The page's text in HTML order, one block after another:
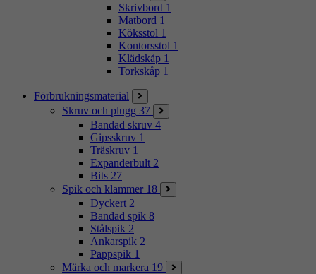
Skrivbord 1
Matbord 1
Köksstol 1
Kontorsstol 1
Klädskåp 1
Torkskåp 1
Förbrukningsmaterial
Skruv och plugg 37
Bandad skruv 4
Gipsskruv 1
Träskruv 1
Expanderbult 2
Bits 27
Spik och klammer 18
Dyckert 2
Bandad spik 8
Stålspik 2
Ankarspik 2
Pappspik 1
Märka och markera 19